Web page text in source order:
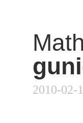
2010-02-